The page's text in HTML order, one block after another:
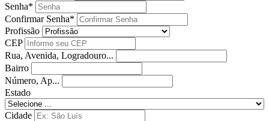
Senha*
Confirmar Senha*
Profissão
CEP
Rua, Avenida, Logradouro...
Bairro
Número, Ap...
Estado
Cidade